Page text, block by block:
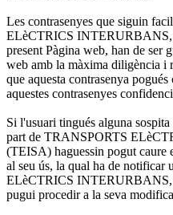
Les contrasenyes que siguin
ELèCTRICS INTERURBANS,
present Pàgina web, han de ser
web amb la màxima diligència i
que aquesta contrasenya
aquestes contrasenyes
Si l'usuari tingués alguna
part de TRANSPORTS
(TEISA) haguessin pogut caure
al seu ús, la qual ha de
ELèCTRICS INTERURBANS,
pugui procedir a la seva